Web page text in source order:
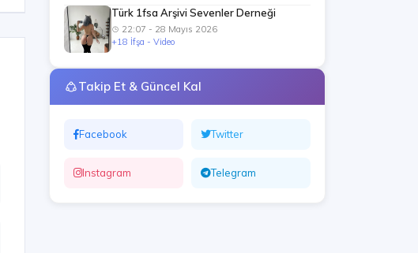
Türk 1fsa Arşivi Sevenler Derneği
22:07 - 28 Mayıs 2026
+18 İfşa - Video
Takip Et & Güncel Kal
Facebook Twitter
Instagram Telegram